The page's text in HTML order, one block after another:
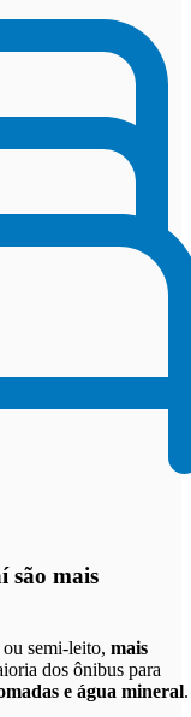
são mais
semi-leito, mais
dos ônibus para
e água mineral.